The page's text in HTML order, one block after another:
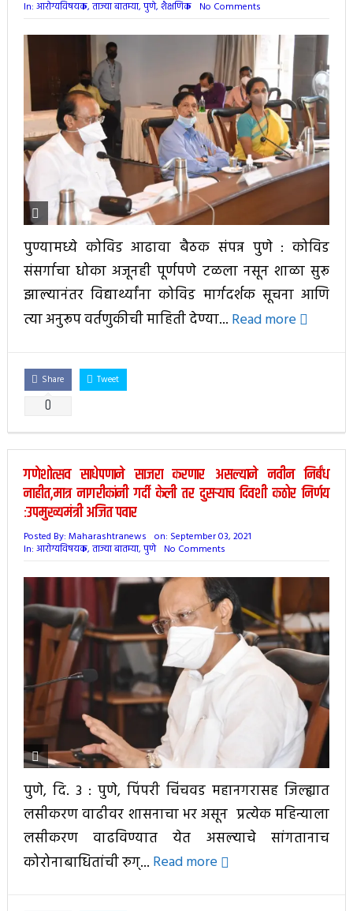
In: आरोग्यविषयक, ताज्या बातम्या, पुणे, शैक्षणिक No Comments
पुण्यामध्ये कोविड आढावा बैठक संपन्न पुणे : कोविड
संसर्गाचा धोका अजूनही पूर्णपणे टळला नसून शाळा सुरू
झाल्यानंतर विद्यार्थ्यांना कोविड मार्गदर्शक सूचना आणि
त्या अनुरूप वर्तणुकीची माहिती देण्या... Read more
Share
0
Tweet
गणेशोत्सव साधेपणाने साजरा करणार असल्याने नवीन निर्बंध
नाहीत,मात्र नागरीकांनी गर्दी केली तर दुसऱ्याच दिवशी कठोर निर्णय
:उपमुख्यमंत्री अजित पवार
Posted By: Maharashtranews on: September 03, 2021
In: आरोग्यविषयक, ताज्या बातम्या, पुणे No Comments
पुणे, दि. 3 : पुणे, पिंपरी चिंचवड महानगरासह जिल्ह्यात
लसीकरण वाढीवर शासनाचा भर असून प्रत्येक महिन्याला
लसीकरण वाढविण्यात येत असल्याचे सांगतानाच
कोरोनाबाधितांची रुग्... Read more